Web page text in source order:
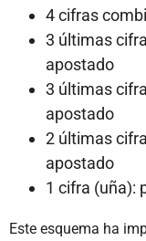
4 cifras
3 últimas
apostado
3 últimas
apostado
2 últimas
apostado
1 cifra (uña):
Este esquema ha